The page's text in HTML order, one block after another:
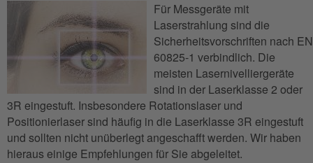
Für Messgeräte mit
Laserstrahlung sind die
Sicherheitsvorschriften nach EN
60825-1 verbindlich. Die
meisten Lasernivelliergeräte
sind in der Laserklasse 2 oder
3R eingestuft. Insbesondere Rotationslaser und
Positionierlaser sind häufig in die Laserklasse 3R eingestuft
und sollten nicht unüberlegt angeschafft werden. Wir haben
hieraus einige Empfehlungen für Sie abgeleitet.